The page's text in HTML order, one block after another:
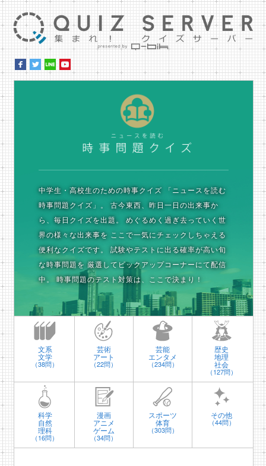
中学生・高校生のための時事クイズ 「ニュースを読む
時事問題クイズ」。
古今東西、昨日一日の出来事か
ら、毎日クイズを出題。
めぐるめく過ぎ去っていく世
界の様々な出来事を ここで一気にチェックしちゃえる
便利なクイズです。
試験やテストに出る確率が高い旬
な時事問題を 厳選してピックアップコーナーにて配信
中。
時事問題のテスト対策は、ここで決まり！
文系
文学
（38問）
芸術
アート
（22問）
芸能
エンタメ
（234問）
歴史
地理
社会
（127問）
科学
自然
理科
（16問）
漫画
アニメ
ゲーム
（34問）
スポーツ
体育
（303問）
その他
（44問）